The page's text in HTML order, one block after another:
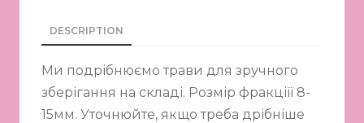
DESCRIPTION
Ми подрібнюємо трави для зручного
зберігання на складі. Розмір фракціїї 8-
15мм. Уточнюйте, якщо треба дрібніше